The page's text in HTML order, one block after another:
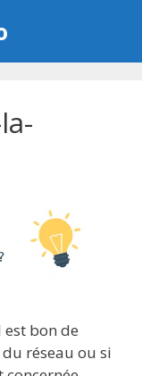
est bon de
réseau ou si